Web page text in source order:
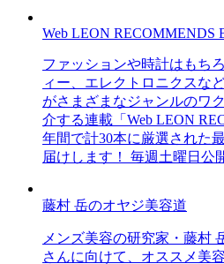
Web LEON RECOMMENDS
ファッションや時計はもち
ィー、エレクトロニクスな
がさまざまなジャンルのワ
介する連載「Web LEON
年間で計30本に厳選された
届けします！ 毎週土曜日公
藤村 岳のオヤジ美容道
メンズ美容の研究家・藤村
さんに向けて、オススメ美